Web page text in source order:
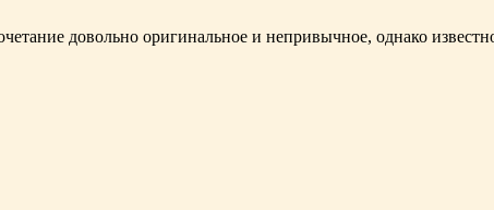
довольно оригинальное и непривычное, однако